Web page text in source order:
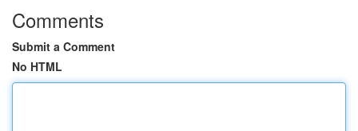
Comments
Submit a Comment
No HTML